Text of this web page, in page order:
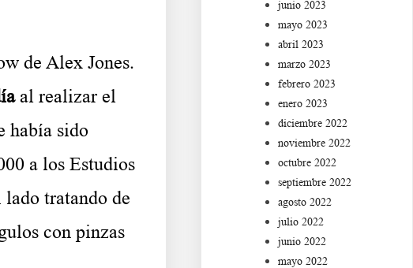
de Alex Jones.
al realizar el
había sido
a los Estudios
tratando de
con pinzas
junio 2023
mayo 2023
abril 2023
marzo 2023
febrero 2023
enero 2023
diciembre 2022
noviembre 2022
octubre 2022
septiembre 2022
agosto 2022
julio 2022
junio 2022
mayo 2022